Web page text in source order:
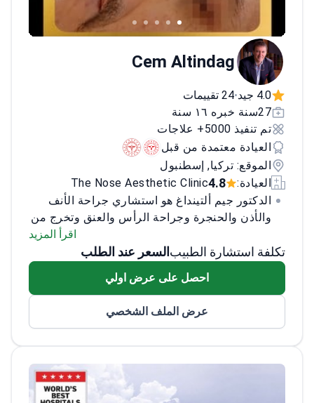
Cem Altindag
4.0 جيد •24 تقييمات
27سنة خبره ١٦ سنة
تم تنفيذ 5000+ علاجات
العيادة معتمدة من قبل
الموقع: تركيا, إسطنبول
العيادة:
4.8
The Nose Aesthetic Clinic
الدكتور جيم ألتينداغ هو استشاري جراحة الأنف
والأذن والحنجرة وجراحة الرأس والعنق وتخرج من
جامعة اسطنبول في عام 1989. وقد أكمل العديد
من عمليات المراقبة والاستشارات الفخرية
الولايات المتحدة الأمريكية والنمسا وألمانيا
وفرنسا. وهو أيضًا عضو في جمعية تجميل الأنف
اقرأ المزيد
تكلفة استشارة الطبيب السعر عند الطلب
احصل على عرض اولي
عرض الملف الشخصي